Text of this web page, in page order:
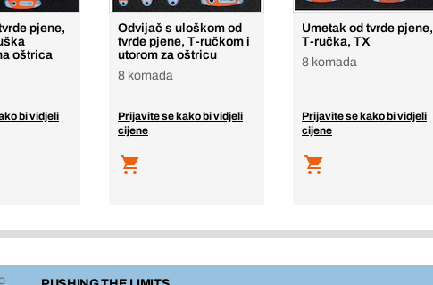
pjene,
oštrica
bi vidjeli
Odvijač s uloškom od
tvrde pjene, T-ručkom i
utorom za oštricu
8 komada
Prijavite se kako bi vidjeli
cijene
Umetak od tvrde pjene,
T-ručka, TX
8 komada
Prijavite se kako bi vidjeli
cijene